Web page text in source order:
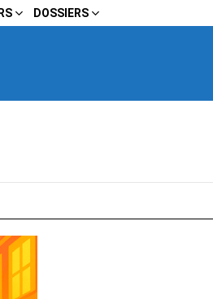
DOSSIERS